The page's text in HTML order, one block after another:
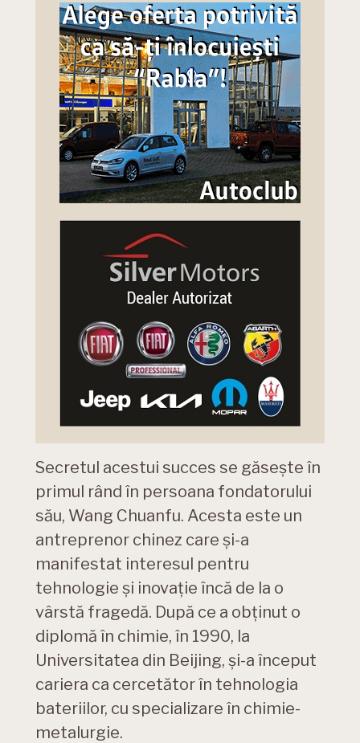
Secretul acestui succes se găsește în
primul rând în persoana fondatorului
său, Wang Chuanfu. Acesta este un
antreprenor chinez care și-a
manifestat interesul pentru
tehnologie și inovație încă de la o
vârstă fragedă. După ce a obținut o
diplomă în chimie, în 1990, la
Universitatea din Beijing, și-a început
cariera ca cercetător în tehnologia
bateriilor, cu specializare în chimie-
metalurgie.